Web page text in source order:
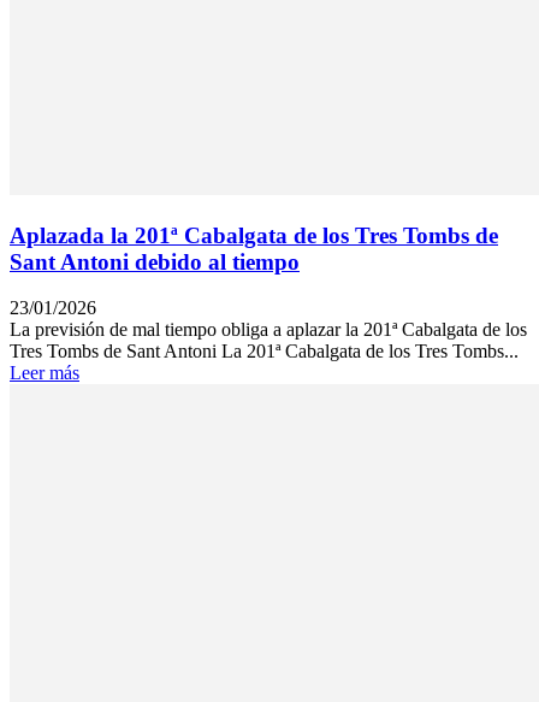
Aplazada la 201ª Cabalgata de los Tres Tombs de
Sant Antoni debido al tiempo
23/01/2026
La previsión de mal tiempo obliga a aplazar la 201ª Cabalgata de los
Tres Tombs de Sant Antoni La 201ª Cabalgata de los Tres Tombs...
Leer más